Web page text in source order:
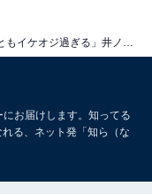
「3人ともイケオジ過ぎる」井ノ原快彦、地元の友人とのショットに反響！ 「坂本君？ってなった」
お届けします。知ってる
る、ネット発「知ら（な